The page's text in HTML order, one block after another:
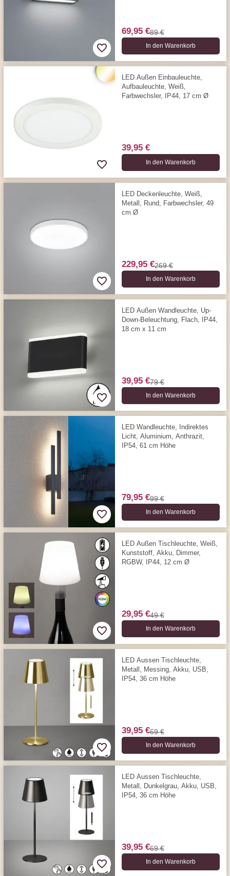
69,95 €89 €
In den Warenkorb
LED Außen Einbauleuchte,
Aufbauleuchte, Weiß,
Farbwechsler, IP44, 17 cm Ø
39,95 €
In den Warenkorb
LED Deckenleuchte, Weiß,
Metall, Rund, Farbwechsler, 49
cm Ø
229,95 €269 €
In den Warenkorb
LED Außen Wandleuchte, Up-
Down-Beleuchtung, Flach, IP44,
18 cm x 11 cm
39,95 €79 €
In den Warenkorb
LED Wandleuchte, Indirektes
Licht, Aluminium, Anthrazit,
IP54, 61 cm Höhe
79,95 €99 €
In den Warenkorb
LED Außen Tischleuchte, Weiß,
Kunststoff, Akku, Dimmer,
RGBW, IP44, 12 cm Ø
29,95 €49 €
In den Warenkorb
LED Aussen Tischleuchte,
Metall, Messing, Akku, USB,
IP54, 36 cm Höhe
39,95 €69 €
In den Warenkorb
LED Aussen Tischleuchte,
Metall, Dunkelgrau, Akku, USB,
IP54, 36 cm Höhe
39,95 €69 €
In den Warenkorb